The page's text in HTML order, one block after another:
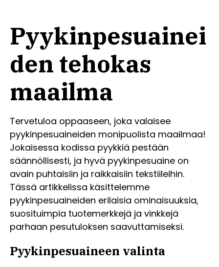
Pyykinpesuainei
den tehokas
maailma
Tervetuloa oppaaseen, joka valaisee
pyykinpesuaineiden monipuolista maailmaa!
Jokaisessa kodissa pyykkiä pestään
säännöllisesti, ja hyvä pyykinpesuaine on
avain puhtaisiin ja raikkaisiin tekstiileihin.
Tässä artikkelissa käsittelemme
pyykinpesuaineiden erilaisia ominaisuuksia,
suosituimpia tuotemerkkejä ja vinkkejä
parhaan pesutuloksen saavuttamiseksi.
Pyykinpesuaineen valinta